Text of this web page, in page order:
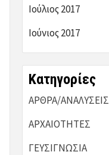
Ιούλιος 2017
Ιούνιος 2017
Kατηγορίες
ΑΡΘΡΑ/ΑΝΑΛΥΣΕΙΣ
ΑΡΧΑΙΟΤΗΤΕΣ
ΓΕΥΣΙΓΝΩΣΙΑ